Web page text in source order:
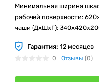
Минимальная ширина
рабочей поверхности:
чаши (ДхШхГ):
Гарантия: 12 месяцев
0 Отзывы (0)